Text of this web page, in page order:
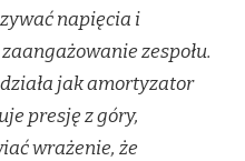
napięcia i
zespołu.
jak amortyzator
presję z góry,
wrażenie, że